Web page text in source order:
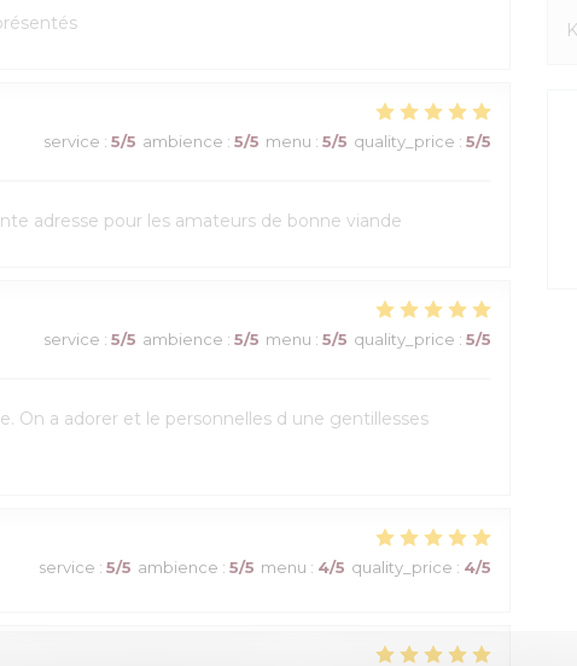
service : 5/5 ambience : 5/5 menu : 5/5 quality_price : 5/5
adresse pour les amateurs de bonne viande
service : 5/5 ambience : 5/5 menu : 5/5 quality_price : 5/5
On a adorer et le personnelles d une gentillesses
service : 5/5 ambience : 5/5 menu : 4/5 quality_price : 4/5